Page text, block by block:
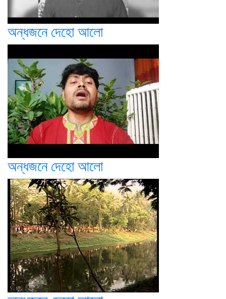
অন্ধজনে দেহো আলো
অন্ধজনে দেহো আলো